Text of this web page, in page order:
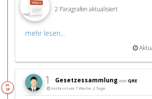
2 Paragrafen aktualisiert
mehr lesen...
30.
Jul
1 Gesetzessammlung von QRE
Verfasst vor 1 Woche, 2 Tage